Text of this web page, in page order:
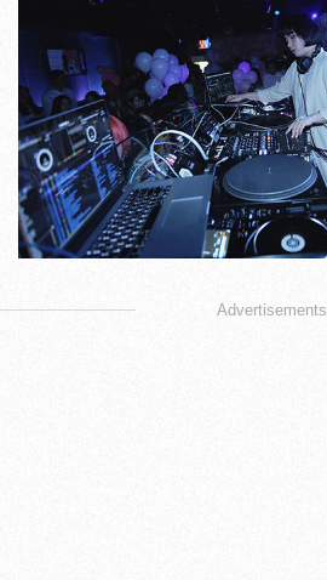
Advertisements